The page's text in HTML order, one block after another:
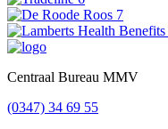
Footer
Centraal Bureau MMV
(0347) 34 69 55